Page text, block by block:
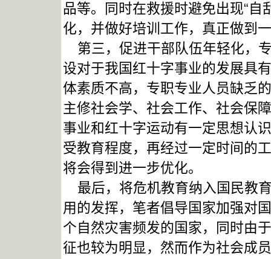
品等。同时在救援时避免出现“自
化，并做好培训工作，真正做到
第三，促进干部队伍年轻化，
设对于我国红十字事业的发展具
体素质不高，专职专业人员缺乏
主修社会学、社会工作、社会保
事业和红十字运动有一定思想认
受教育程度，再经过一定时间的
将会得到进一步优化。
最后，将危机教育纳入国民教
用的发挥，笔者倡导国家加强对
个自然灾害频发的国家，同时由
征也较为明显，然而作为社会成